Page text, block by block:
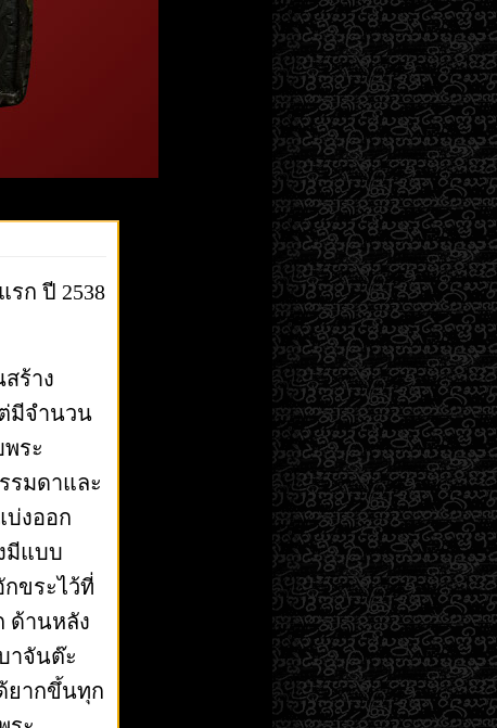
ก ปี 2538
ร้าง
มีจำนวน
ระ
รมดาและ
งออก
มีแบบ
ขระไว้ที่
ด้านหลัง
าจันต๊ะ
ยากขึ้นทุก